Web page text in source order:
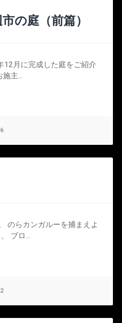
の庭（前篇）
12月に完成した庭をご紹介
施主…
のらカンガルーを捕まえよ
ブロ…